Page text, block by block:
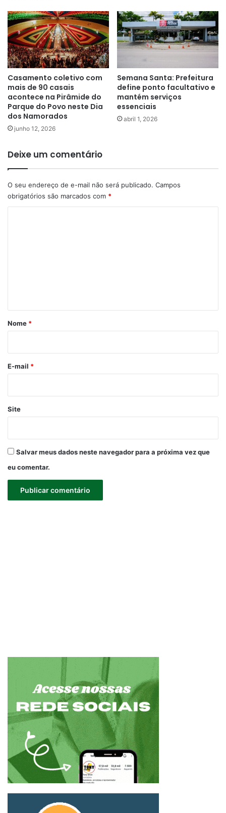
Casamento coletivo com
mais de 90 casais
acontece na Pirâmide do
Parque do Povo neste Dia
dos Namorados
junho 12, 2026
Semana Santa: Prefeitura
define ponto facultativo e
mantém serviços
essenciais
abril 1, 2026
Deixe um comentário
O seu endereço de e-mail não será publicado. Campos
obrigatórios são marcados com *
r
*
Nome *
E-mail *
Site
Salvar meus dados neste navegador para a próxima vez que
eu comentar.